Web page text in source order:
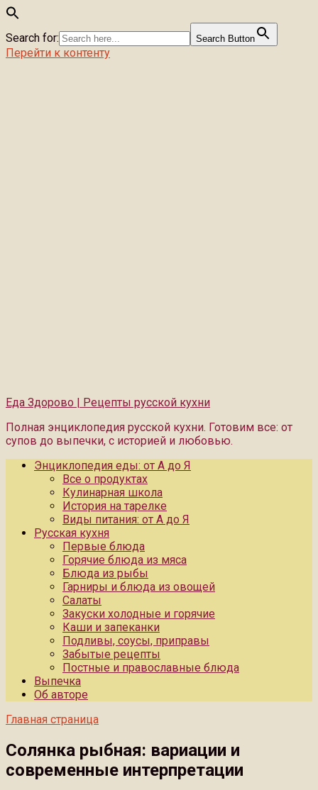
Search for: Search Button
Перейти к контенту
Еда Здорово | Рецепты русской кухни
Полная энциклопедия русской кухни. Готовим все: от
супов до выпечки, с историей и любовью.
Энциклопедия еды: от А до Я
Все о продуктах
Кулинарная школа
История на тарелке
Виды питания: от А до Я
Русская кухня
Первые блюда
Горячие блюда из мяса
Блюда из рыбы
Гарниры и блюда из овощей
Салаты
Закуски холодные и горячие
Каши и запеканки
Подливы, соусы, приправы
Забытые рецепты
Постные и православные блюда
Выпечка
Об авторе
Главная страница
Солянка рыбная: вариации и
современные интерпретации